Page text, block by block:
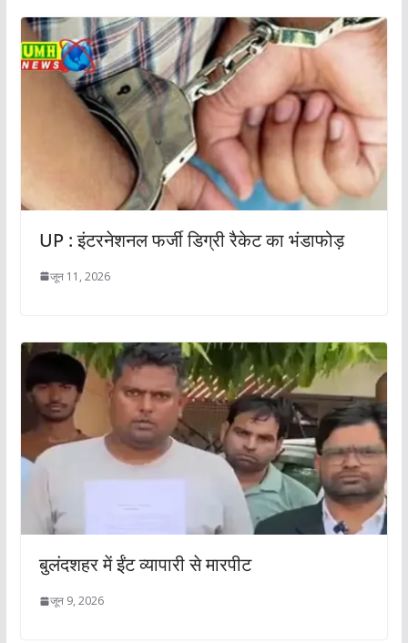
UP : इंटरनेशनल फर्जी डिग्री रैकेट का भंडाफोड़
जून 11, 2026
बुलंदशहर में ईंट व्यापारी से मारपीट
जून 9, 2026